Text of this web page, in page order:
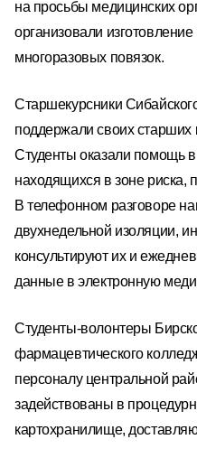
на просьбы медицинских
организовали
многоразовых повязок.
Старшекурсники
поддержали своих старших
Студенты оказали помощь
находящихся в зоне
В телефонном разговоре
двухнедельной изоляции,
консультируют их и
данные в электронную
Студенты-волонтеры
фармацевтического
персоналу центральной
задействованы в
картохранилище,